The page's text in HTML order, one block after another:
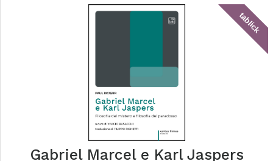
tablick
Gabriel Marcel e Karl Jaspers